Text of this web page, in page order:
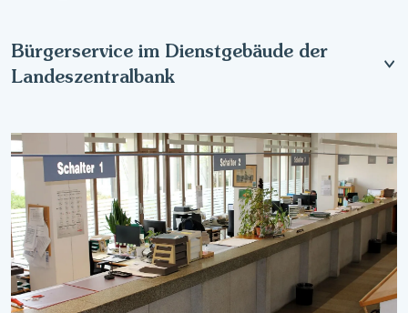
Bürgerservice im Dienstgebäude der
Landeszentralbank